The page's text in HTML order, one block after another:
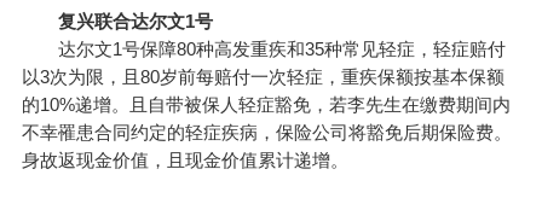
复兴联合达尔文1号
达尔文1号保障80种高发重疾和35种常见轻症，轻症赔付
以3次为限，且80岁前每赔付一次轻症，重疾保额按基本保额
的10%递增。且自带被保人轻症豁免，若李先生在缴费期间内
不幸罹患合同约定的轻症疾病，保险公司将豁免后期保险费。
身故返现金价值，且现金价值累计递增。